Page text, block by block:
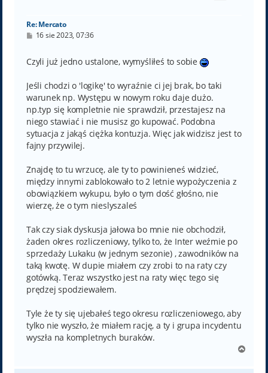
Re: Mercato
P
t
16 sie 2023, 07:36
Czyli już jedno ustalone, wymyśliłeś to sobie
Jeśli chodzi o 'logikę' to wyraźnie ci jej brak, bo taki
warunek np. Występu w nowym roku daje dużo.
np.typ się kompletnie nie sprawdził, przestajesz na
niego stawiać i nie musisz go kupować. Podobna
sytuacja z jakąś ciężka kontuzja. Więc jak widzisz jest to
fajny przywilej.
Znajdę to tu wrzucę, ale ty to powinieneś widzieć,
między innymi zablokowało to 2 letnie wypożyczenia z
obowiązkiem wykupu, było o tym dość głośno, nie
wierzę, że o tym nieslyszaleś
Tak czy siak dyskusja jałowa bo mnie nie obchodził,
żaden okres rozliczeniowy, tylko to, że Inter weźmie po
sprzedaży Lukaku (w jednym sezonie) , zawodników na
taką kwotę. W dupie miałem czy zrobi to na raty czy
gotówką. Teraz wszystko jest na raty więc tego się
prędzej spodziewałem.
Tyle że ty się ujebałeś tego okresu rozliczeniowego, aby
tylko nie wyszło, że miałem rację, a ty i grupa incydentu
wyszła na kompletnych buraków.
g